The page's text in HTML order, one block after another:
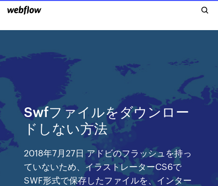
Swfファイルをダウンロー
ドしない方法
2018年7月27日 アドビのフラッシュを持っ
ていないため、イラストレーターCS6で
SWF形式で保存したファイルを、インター